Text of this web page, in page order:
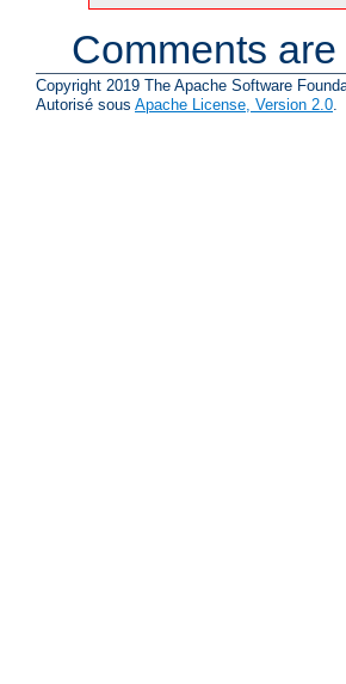
Comments
Copyright 2019 The Apache Software
Autorisé sous Apache License, Version 2.0.